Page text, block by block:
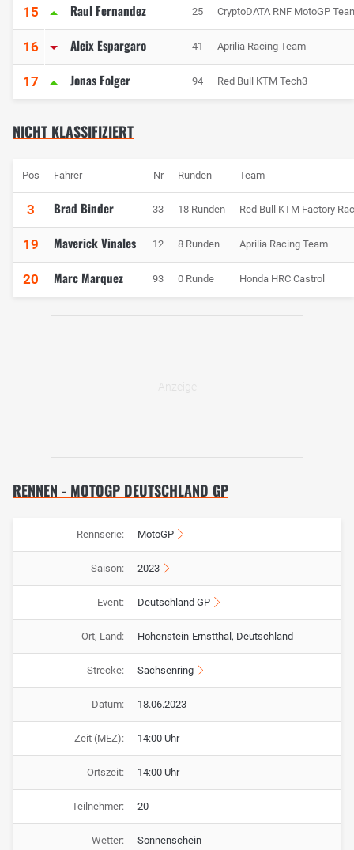
15 Raul Fernandez 25 CryptoDATA RNF MotoGP
16 Aleix Espargaro 41 Aprilia Racing Team
17 Jonas Folger 94 Red Bull KTM Tech3
NICHT KLASSIFIZIERT
Pos Fahrer Nr Runden Team
3 Brad Binder 33 18 Runden Red Bull KTM Factory
19 Maverick Vinales 12 8 Runden Aprilia Racing Team
20 Marc Marquez 93 0 Runde Honda HRC Castrol
RENNEN - MOTOGP DEUTSCHLAND GP
Rennserie: MotoGP
Saison: 2023
Event: Deutschland GP
Ort, Land: Hohenstein-Ernstthal, Deutschland
Strecke: Sachsenring
Datum: 18.06.2023
Zeit (MEZ): 14:00 Uhr
Ortszeit: 14:00 Uhr
Teilnehmer: 20
Wetter: Sonnenschein